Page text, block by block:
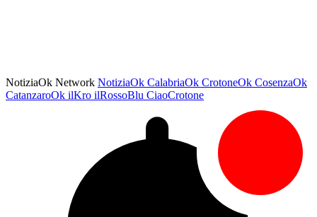
NotiziaOk Network NotiziaOk CalabriaOk CrotoneOk CosenzaOk
CatanzaroOk ilKro ilRossoBlu CiaoCrotone